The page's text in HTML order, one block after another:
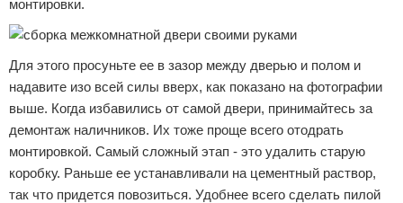
монтировки.
Для этого просуньте ее в зазор между дверью и полом и
надавите изо всей силы вверх, как показано на фотографии
выше. Когда избавились от самой двери, принимайтесь за
демонтаж наличников. Их тоже проще всего отодрать
монтировкой. Самый сложный этап - это удалить старую
коробку. Раньше ее устанавливали на цементный раствор,
так что придется повозиться. Удобнее всего сделать пилой